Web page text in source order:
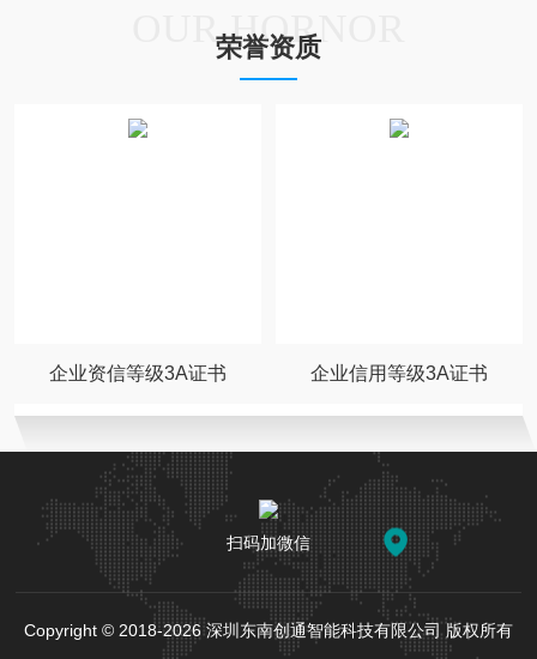
OUR HORNOR
荣誉资质
企业资信等级3A证书 企业信用等级3A证书
扫码加微信
Copyright © 2018-2026 深圳东南创通智能科技有限公司 版权所有